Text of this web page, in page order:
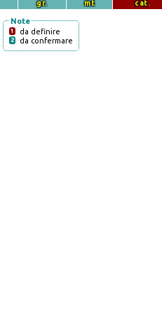
gr. mt cat.
Note
1 da definire
2 da confermare